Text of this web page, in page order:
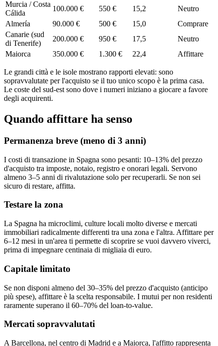
Murcia / Costa
Cálida
100.000 € 550 € 15,2
Neutro
Almería
90.000 € 500 € 15,0
Comprare
Canarie (sud
di Tenerife)
200.000 € 950 € 17,5
Neutro
Maiorca
350.000 € 1.300 € 22,4 Affittare
Le grandi città e le isole mostrano rapporti elevati: sono
sopravvalutate per l'acquisto se il tuo unico scopo è la prima casa.
Le coste del sud-est sono dove i numeri iniziano a giocare a favore
degli acquirenti.
Quando affittare ha senso
Permanenza breve (meno di 3 anni)
I costi di transazione in Spagna sono pesanti: 10–13% del prezzo
d'acquisto tra imposte, notaio, registro e onorari legali. Servono
almeno 3–5 anni di rivalutazione solo per recuperarli. Se non sei
sicuro di restare, affitta.
Testare la zona
La Spagna ha microclimi, culture locali molto diverse e mercati
immobiliari radicalmente differenti tra una zona e l'altra. Affittare per
6–12 mesi in un'area ti permette di scoprire se vuoi davvero viverci,
prima di impegnare centinaia di migliaia di euro.
Capitale limitato
Se non disponi almeno del 30–35% del prezzo d'acquisto (anticipo
più spese), affittare è la scelta responsabile. I mutui per non residenti
raramente superano il 60–70% del loan-to-value.
Mercati sopravvalutati
A Barcellona, nel centro di Madrid e a Maiorca, l'affitto rappresenta